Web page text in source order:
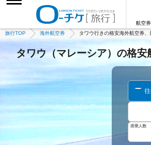
航空券
旅行TOP 海外航空券 タワウ行きの格安海外航空券、
タワウ（マレーシア）の格安
搭乗人数